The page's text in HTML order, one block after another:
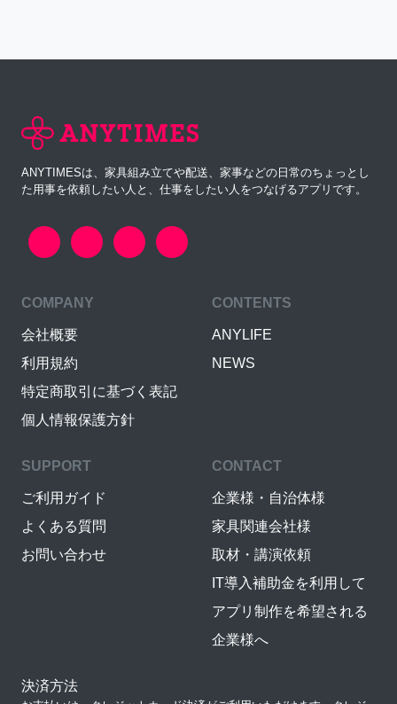
ANYTIMESは、家具組み立てや配送、家事などの日常のちょっとし
た用事を依頼したい人と、仕事をしたい人をつなげるアプリです。
COMPANY
会社概要
利用規約
特定商取引に基づく表記
個人情報保護方針
CONTENTS
ANYLIFE
NEWS
SUPPORT
ご利用ガイド
よくある質問
お問い合わせ
CONTACT
企業様・自治体様
家具関連会社様
取材・講演依頼
IT導入補助金を利用して
アプリ制作を希望される
企業様へ
決済方法